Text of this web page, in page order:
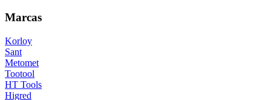
Marcas
Korloy
Sant
Metomet
Tootool
HT Tools
Higred